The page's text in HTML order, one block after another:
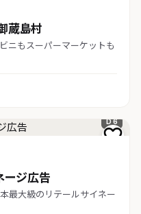
蔵島村
ニもスーパーマーケットも
D 6
ージ広告
最大級のリテールサイネー